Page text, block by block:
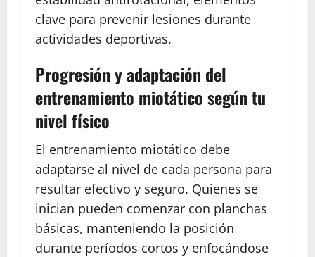
clave para prevenir lesiones durante
actividades deportivas.
Progresión y adaptación del
entrenamiento miotático según tu
nivel físico
El entrenamiento miotático debe
adaptarse al nivel de cada persona para
resultar efectivo y seguro. Quienes se
inician pueden comenzar con planchas
básicas, manteniendo la posición
durante períodos cortos y enfocándose